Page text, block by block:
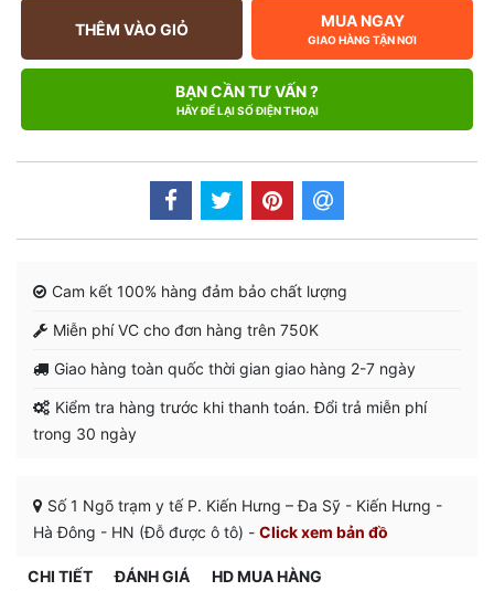
THÊM VÀO GIỎ MUA NGAY
GIAO HÀNG TẬN NƠI
BẠN CẦN TƯ VẤN ?
HÃY ĐỂ LẠI SỐ ĐIỆN THOẠI
Cam kết 100% hàng đảm bảo chất lượng
Miễn phí VC cho đơn hàng trên 750K
Giao hàng toàn quốc thời gian giao hàng 2-7 ngày
Kiểm tra hàng trước khi thanh toán. Đổi trả miễn phí
trong 30 ngày
Số 1 Ngõ trạm y tế P. Kiến Hưng – Đa Sỹ - Kiến Hưng -
Hà Đông - HN (Đỗ được ô tô) - Click xem bản đồ
CHI TIẾT ĐÁNH GIÁ HD MUA HÀNG